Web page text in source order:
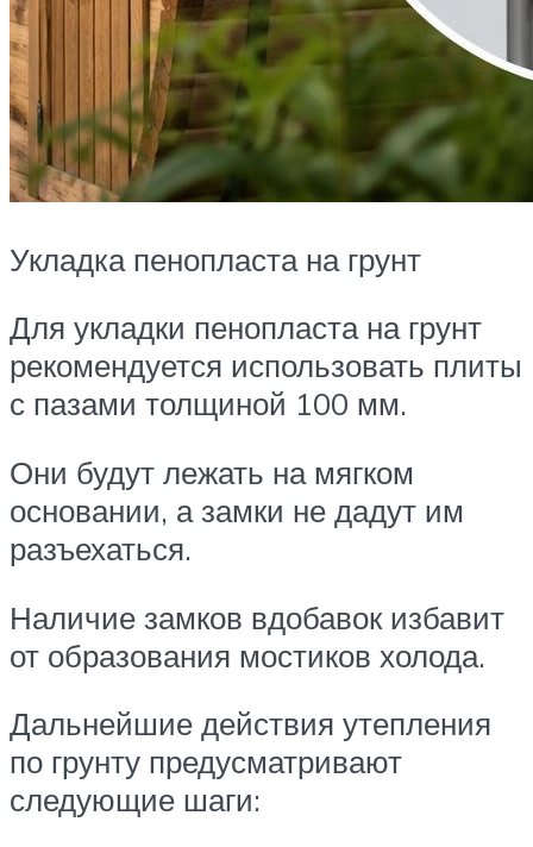
Укладка пенопласта на грунт
Для укладки пенопласта на грунт
рекомендуется использовать плиты
с пазами толщиной 100 мм.
Они будут лежать на мягком
основании, а замки не дадут им
разъехаться.
Наличие замков вдобавок избавит
от образования мостиков холода.
Дальнейшие действия утепления
по грунту предусматривают
следующие шаги: